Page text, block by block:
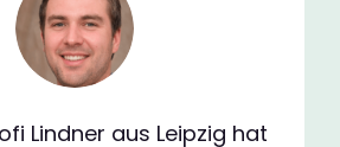
Lindner aus Leipzig hat